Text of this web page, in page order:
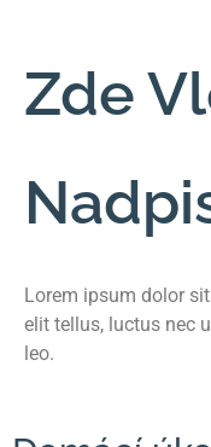
Zde
Lorem ipsum dolor
elit tellus, luctus nec
leo.